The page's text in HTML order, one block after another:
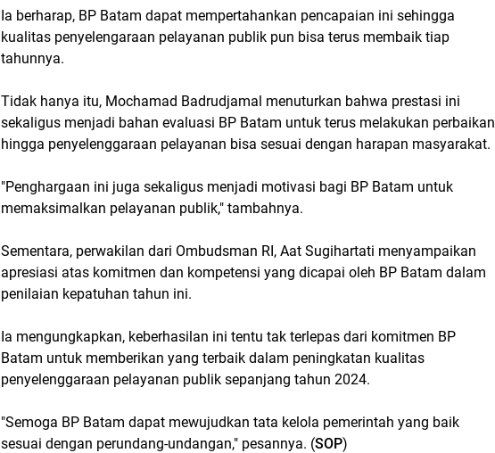
Ia berharap, BP Batam dapat mempertahankan pencapaian ini sehingga
kualitas penyelengaraan pelayanan publik pun bisa terus membaik tiap
tahunnya.
Tidak hanya itu, Mochamad Badrudjamal menuturkan bahwa prestasi ini
sekaligus menjadi bahan evaluasi BP Batam untuk terus melakukan perbaikan
hingga penyelenggaraan pelayanan bisa sesuai dengan harapan masyarakat.
"Penghargaan ini juga sekaligus menjadi motivasi bagi BP Batam untuk
memaksimalkan pelayanan publik," tambahnya.
Sementara, perwakilan dari Ombudsman RI, Aat Sugihartati menyampaikan
apresiasi atas komitmen dan kompetensi yang dicapai oleh BP Batam dalam
penilaian kepatuhan tahun ini.
Ia mengungkapkan, keberhasilan ini tentu tak terlepas dari komitmen BP
Batam untuk memberikan yang terbaik dalam peningkatan kualitas
penyelenggaraan pelayanan publik sepanjang tahun 2024.
"Semoga BP Batam dapat mewujudkan tata kelola pemerintah yang baik
sesuai dengan perundang-undangan," pesannya. (SOP)